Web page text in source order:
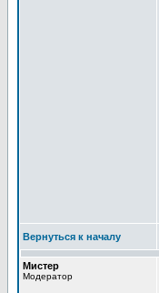
Вернуться к началу
Мистер
Модератор